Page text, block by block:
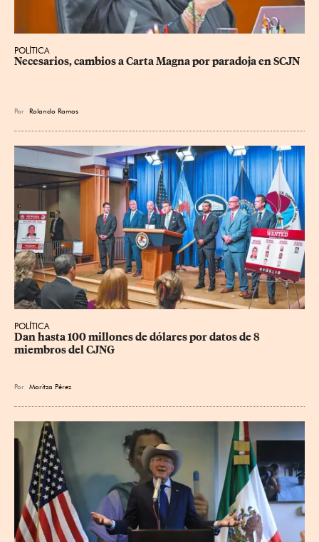
POLÍTICA
Necesarios, cambios a Carta Magna por paradoja en SCJN
Por Rolando Ramos
POLÍTICA
Dan hasta 100 millones de dólares por datos de 8
miembros del CJNG
Por Maritza Pérez